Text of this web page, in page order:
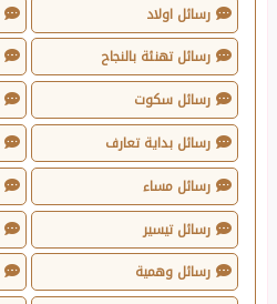
رسائل اولاد
رسائل تهنئة بالنجاح
رسائل سكوت
رسائل بداية تعارف
رسائل مساء
رسائل تيسير
رسائل وهمية